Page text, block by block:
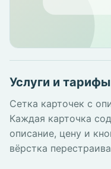
Услуги и тарифы
Сетка карточек с
Каждая карточка
описание, цену и
вёрстка